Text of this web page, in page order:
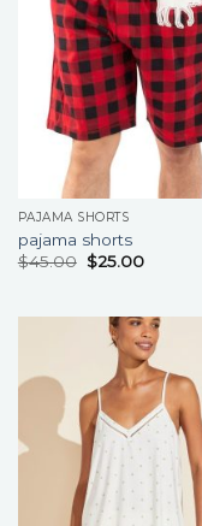
PAJAMA SHORTS
pajama shorts
$45.00 $25.00